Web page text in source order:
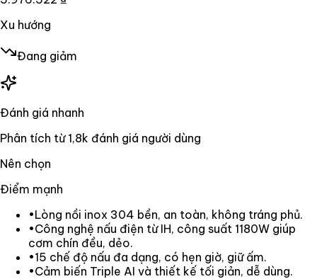
Xu hướng
Đang giảm
Đánh giá nhanh
Phân tích từ1,8k đánh giá người dùng
Nên chọn
Điểm mạnh
•Lòng nồi inox 304 bền, an toàn, không tráng phủ.
•Công nghệ nấu điện từ IH, công suất 1180W giúp
cơm chín đều, dẻo.
•15 chế độ nấu đa dạng, có hẹn giờ, giữ ấm.
•Cảm biến Triple AI và thiết kế tối giản, dễ dùng.